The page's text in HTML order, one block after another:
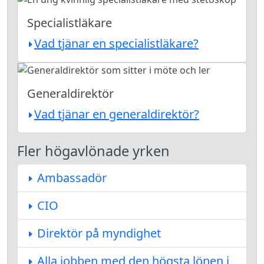
Specialistläkare
Vad tjänar en specialistläkare?
Generaldirektör
Vad tjänar en generaldirektör?
Fler högavlönade yrken
Ambassadör
CIO
Direktör på myndighet
Alla jobben med den högsta lönen i